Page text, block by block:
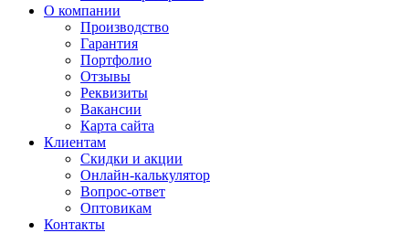
О компании
Производство
Гарантия
Портфолио
Отзывы
Реквизиты
Вакансии
Карта сайта
Клиентам
Скидки и акции
Онлайн-калькулятор
Вопрос-ответ
Оптовикам
Контакты